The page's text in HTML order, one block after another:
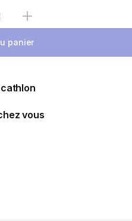
la quantité
panier
vous